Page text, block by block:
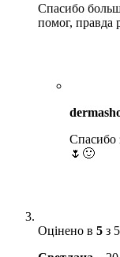
Спасибо
помог, правда
Спасибо
🌷🙂
Оцінено в 5 з 5